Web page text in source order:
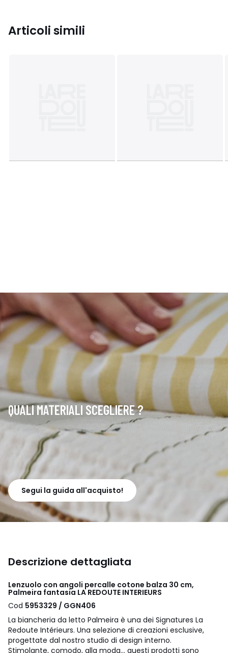
Articoli simili
QUALI MATERIALI SCEGLIERE ?
Segui la guida all'acquisto!
Descrizione dettagliata
Lenzuolo con angoli percalle cotone balza 30 cm,
Palmeira fantasia LA REDOUTE INTERIEURS
Cod 5953329 / GGN406
La biancheria da letto Palmeira è una dei Signatures La
Redoute Intérieurs. Una selezione di creazioni esclusive,
progettate dal nostro studio di design interno.
Stimolante, comodo, alla moda... questi prodotti sono